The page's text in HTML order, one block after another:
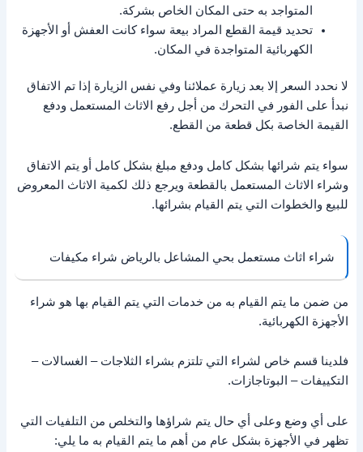
المتواجد به حتى المكان الخاص بشركة.
تحديد قيمة القطع المراد بيعة سواء كانت العفش أو الأجهزة
الكهربائية المتواجدة في المكان.
لا نحدد السعر إلا بعد زيارة عملائنا وفي نفس الزيارة إذا تم الاتفاق
نبدأ على الفور في التحرك من أجل رفع الاثاث المستعمل ودفع
القيمة الخاصة بكل قطعة من القطع.
سواء يتم شرائها بشكل كامل ودفع مبلغ بشكل كامل أو يتم الاتفاق
وشراء الاثاث المستعمل بالقطعة ويرجع ذلك لكمية الاثاث المعروض
للبيع والخطوات التي يتم القيام بشرائها.
شراء اثاث مستعمل بحي المشاعل بالرياض شراء مكيفات
من ضمن ما يتم القيام به من خدمات التي يتم القيام بها هو شراء
الأجهزة الكهربائية.
فلدينا قسم خاص لشراء التي تلتزم بشراء الثلاجات – الغسالات –
التكييفات – البوتاجازات.
على أي وضع وعلى أي حال يتم شراؤها والتخلص من التلفيات التي
تظهر في الأجهزة بشكل عام من أهم ما يتم القيام به ما يلي: